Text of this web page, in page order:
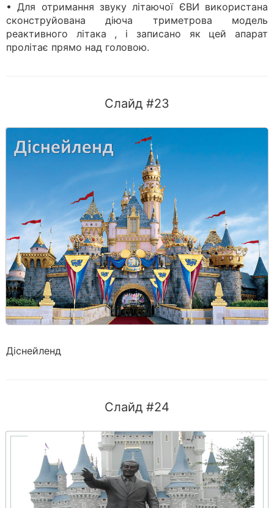
• Для отримання звуку літаючої ЄВИ використана
сконструйована діюча триметрова модель
реактивного літака , і записано як цей апарат
пролітає прямо над головою.
Слайд #23
Діснейленд
Слайд #24